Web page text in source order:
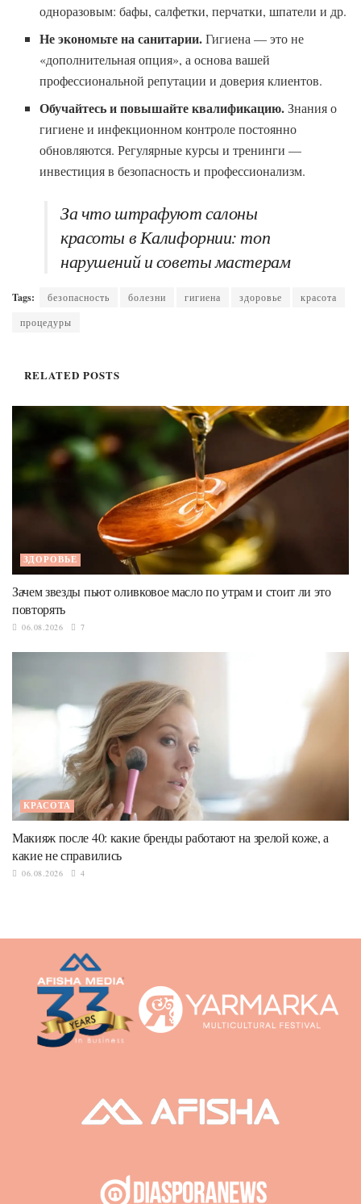
одноразовым: бафы, салфетки, перчатки, шпатели и др.
Не экономьте на санитарии.Гигиена — это не
«дополнительная опция», а основа вашей
профессиональной репутации и доверия клиентов.
Обучайтесь и повышайте квалификацию.Знания о
гигиене и инфекционном контроле постоянно
обновляются. Регулярные курсы и тренинги —
инвестиция в безопасность и профессионализм.
За что штрафуют салоны
красоты в Калифорнии: топ
нарушений и советы мастерам
Tags: безопасность болезни гигиена здоровье
красота
процедуры
RELATED POSTS
ЗДОРОВЬЕ
Зачем звезды пьют оливковое масло по утрам и стоит ли это
повторять
06.08.2026 7
КРАСОТА
Макияж после 40: какие бренды работают на зрелой коже, а
какие не справились
06.08.2026 4